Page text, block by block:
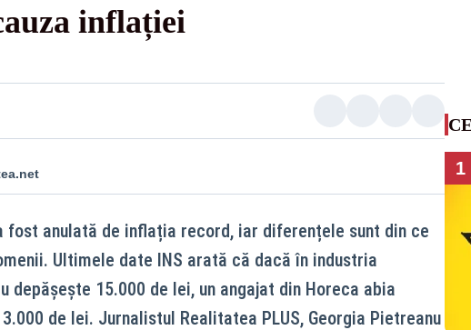
inflației
fost anulată de inflația record, iar diferențele sunt din ce
Ultimele date INS arată că dacă în industria
depășește 15.000 de lei, un angajat din Horeca abia
de lei. Jurnalistul Realitatea PLUS, Georgia Pietreanu
1